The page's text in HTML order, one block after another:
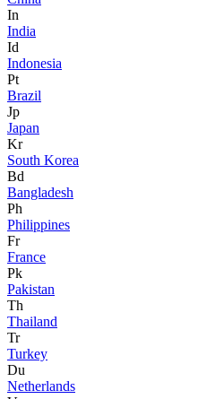
In
India
Id
Indonesia
Pt
Brazil
Jp
Japan
Kr
South Korea
Bd
Bangladesh
Ph
Philippines
Fr
France
Pk
Pakistan
Th
Thailand
Tr
Turkey
Du
Netherlands